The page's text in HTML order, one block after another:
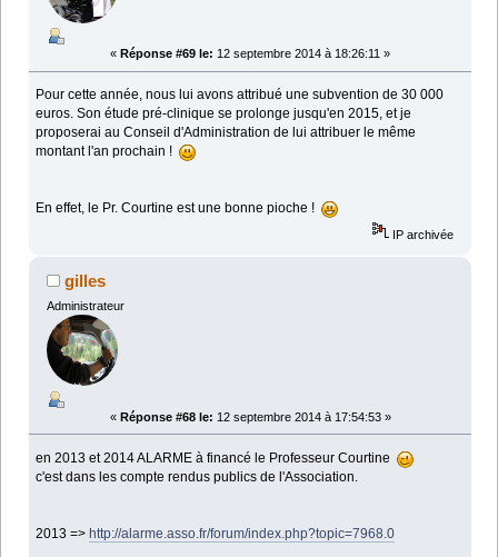
« Réponse #69 le: 12 septembre 2014 à 18:26:11 »
Pour cette année, nous lui avons attribué une subvention de 30 000
euros. Son étude pré-clinique se prolonge jusqu'en 2015, et je
proposerai au Conseil d'Administration de lui attribuer le même
montant l'an prochain !
En effet, le Pr. Courtine est une bonne pioche !
IP archivée
gilles
Administrateur
« Réponse #68 le: 12 septembre 2014 à 17:54:53 »
en 2013 et 2014 ALARME à financé le Professeur Courtine
c'est dans les compte rendus publics de l'Association.
2013 =>http://alarme.asso.fr/forum/index.php?topic=7968.0